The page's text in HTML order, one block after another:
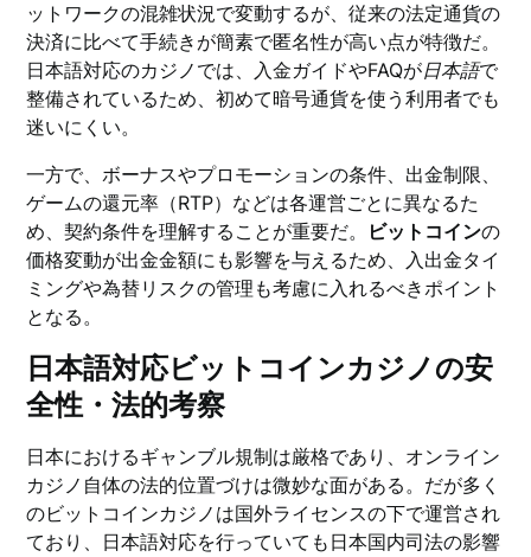
ットワークの混雑状況で変動するが、従来の法定通貨の
決済に比べて手続きが簡素で匿名性が高い点が特徴だ。
日本語対応のカジノでは、入金ガイドやFAQが日本語で
整備されているため、初めて暗号通貨を使う利用者でも
迷いにくい。
一方で、ボーナスやプロモーションの条件、出金制限、
ゲームの還元率（RTP）などは各運営ごとに異なるた
め、契約条件を理解することが重要だ。
ビットコインの
価格変動が出金金額にも影響を与えるため、入出金タイ
ミングや為替リスクの管理も考慮に入れるべきポイント
となる。
日本語対応ビットコインカジノの安
全性・法的考察
日本におけるギャンブル規制は厳格であり、オンライン
カジノ自体の法的位置づけは微妙な面がある。だが多く
のビットコインカジノは国外ライセンスの下で運営され
ており、日本語対応を行っていても日本国内司法の影響